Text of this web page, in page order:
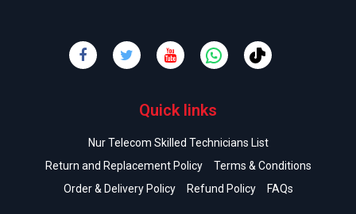
Quick links
Nur Telecom Skilled Technicians List
Return and Replacement Policy
Terms & Conditions
Order & Delivery Policy
Refund Policy FAQs